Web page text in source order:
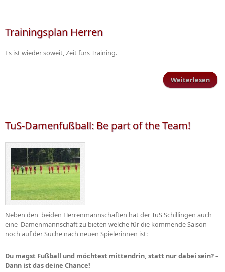
Trainingsplan Herren
Es ist wieder soweit, Zeit fürs Training.
Weiterlesen
TuS-Damenfußball: Be part of the Team!
Neben den beiden Herrenmannschaften hat der TuS Schillingen auch
eine Damenmannschaft zu bieten welche für die kommende Saison
noch auf der Suche nach neuen Spielerinnen ist:
Du magst Fußball und möchtest mittendrin, statt nur dabei sein? –
Dann ist das deine Chance!